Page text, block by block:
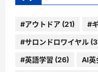
#アウトドア (21) #
#サロンドロワイヤル
#英語学習 (26) AI英